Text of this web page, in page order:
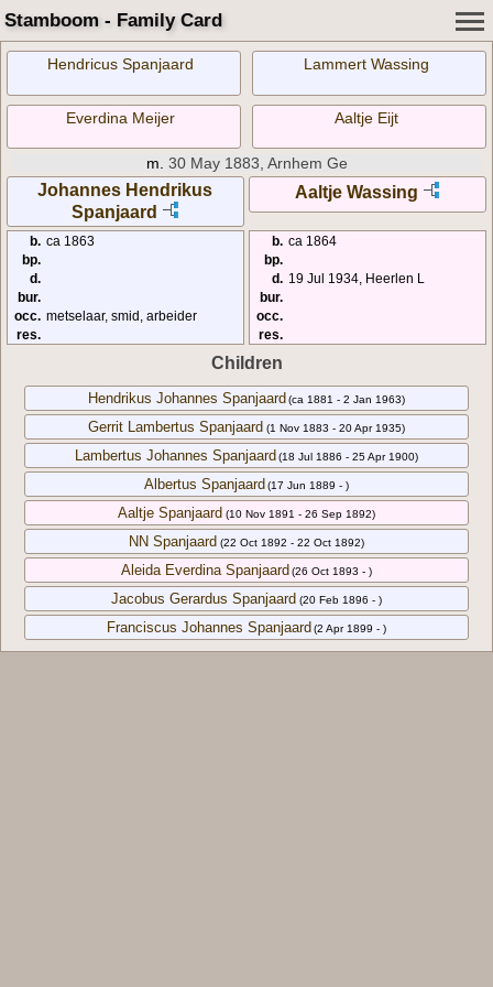
Stamboom - Family Card
Hendricus Spanjaard Lammert Wassing
Everdina Meijer Aaltje Eijt
m. 30 May 1883, Arnhem Ge
Johannes Hendrikus
Spanjaard
Aaltje Wassing
b. ca 1863
bp.
d.
bur.
occ. metselaar, smid, arbeider
res.
b. ca 1864
bp.
d. 19 Jul 1934, Heerlen L
bur.
occ.
res.
Children
Hendrikus Johannes Spanjaard (ca 1881 - 2 Jan 1963)
Gerrit Lambertus Spanjaard (1 Nov 1883 - 20 Apr 1935)
Lambertus Johannes Spanjaard (18 Jul 1886 - 25 Apr 1900)
Albertus Spanjaard (17 Jun 1889 - )
Aaltje Spanjaard (10 Nov 1891 - 26 Sep 1892)
NN Spanjaard (22 Oct 1892 - 22 Oct 1892)
Aleida Everdina Spanjaard (26 Oct 1893 - )
Jacobus Gerardus Spanjaard (20 Feb 1896 - )
Franciscus Johannes Spanjaard (2 Apr 1899 - )